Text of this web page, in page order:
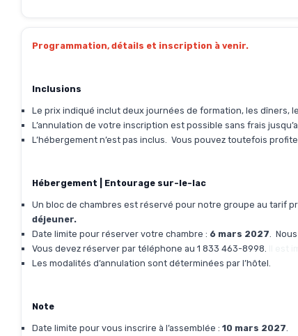
Programmation, détails et inscription à venir.
Inclusions
Le prix indiqué inclut deux journées de formation, les dîners,
L’annulation de votre inscription est possible sans frais
L’hébergement n’est pas inclus. Vous pouvez toutefois
Hébergement | Entourage sur-le-lac
Un bloc de chambres est réservé pour notre groupe au tarif
déjeuner.
Date limite pour réserver votre chambre : 6 mars 2027 .
Vous devez réserver par téléphone au 1 833 463-8998.
Les modalités d’annulation sont déterminées par l’hôtel.
Note
Date limite pour vous inscrire à l’assemblée : 10 mars 2027